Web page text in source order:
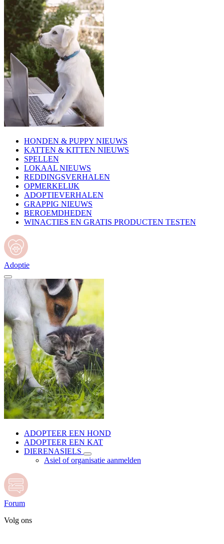
HONDEN & PUPPY NIEUWS
KATTEN & KITTEN NIEUWS
SPELLEN
LOKAAL NIEUWS
REDDINGSVERHALEN
OPMERKELIJK
ADOPTIEVERHALEN
GRAPPIG NIEUWS
BEROEMDHEDEN
WINACTIES EN GRATIS PRODUCTEN TESTEN
Adoptie
ADOPTEER EEN HOND
ADOPTEER EEN KAT
DIERENASIELS
Asiel of organisatie aanmelden
Forum
Volg ons